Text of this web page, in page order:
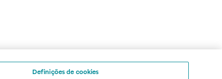
Definições de cookies